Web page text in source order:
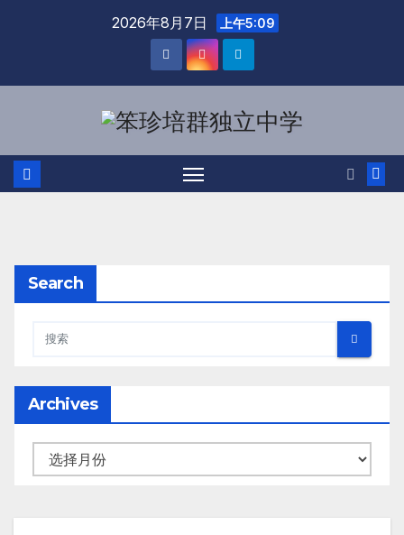
2026年8月7日 上午5:09
Search
Archives